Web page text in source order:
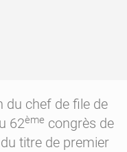
du chef de file de
62ème congrès de
titre de premier